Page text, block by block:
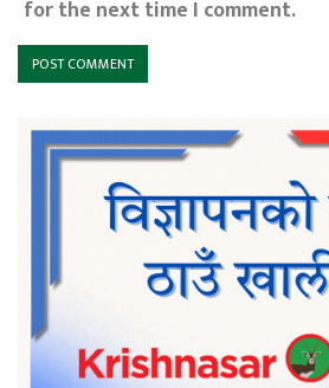
for the next time I comment.